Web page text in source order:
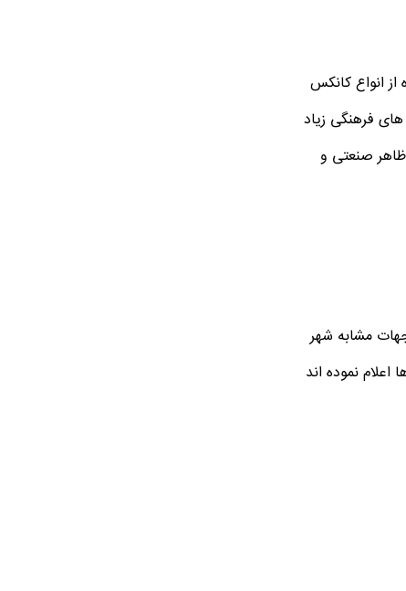
انواع کانکس
فرهنگی زیاد
صنعتی و
مشابه شهر
نموده اند